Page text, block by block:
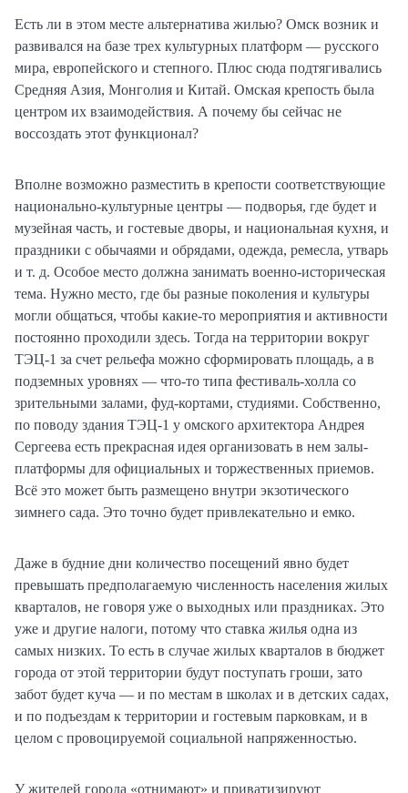
Есть ли в этом месте альтернатива жилью? Омск возник и
развивался на базе трех культурных платформ — русского
мира, европейского и степного. Плюс сюда подтягивались
Средняя Азия, Монголия и Китай. Омская крепость была
центром их взаимодействия. А почему бы сейчас не
воссоздать этот функционал?
Вполне возможно разместить в крепости соответствующие
национально-культурные центры — подворья, где будет и
музейная часть, и гостевые дворы, и национальная кухня, и
праздники с обычаями и обрядами, одежда, ремесла, утварь
и т. д. Особое место должна занимать военно-историческая
тема. Нужно место, где бы разные поколения и культуры
могли общаться, чтобы какие-то мероприятия и активности
постоянно проходили здесь. Тогда на территории вокруг
ТЭЦ-1 за счет рельефа можно сформировать площадь, а в
подземных уровнях — что-то типа фестиваль-холла со
зрительными залами, фуд-кортами, студиями. Собственно,
по поводу здания ТЭЦ-1 у омского архитектора Андрея
Сергеева есть прекрасная идея организовать в нем залы-
платформы для официальных и торжественных приемов.
Всё это может быть размещено внутри экзотического
зимнего сада. Это точно будет привлекательно и емко.
Даже в будние дни количество посещений явно будет
превышать предполагаемую численность населения жилых
кварталов, не говоря уже о выходных или праздниках. Это
уже и другие налоги, потому что ставка жилья одна из
самых низких. То есть в случае жилых кварталов в бюджет
города от этой территории будут поступать гроши, зато
забот будет куча — и по местам в школах и в детских садах,
и по подъездам к территории и гостевым парковкам, и в
целом с провоцируемой социальной напряженностью.
У жителей города «отнимают» и приватизируют